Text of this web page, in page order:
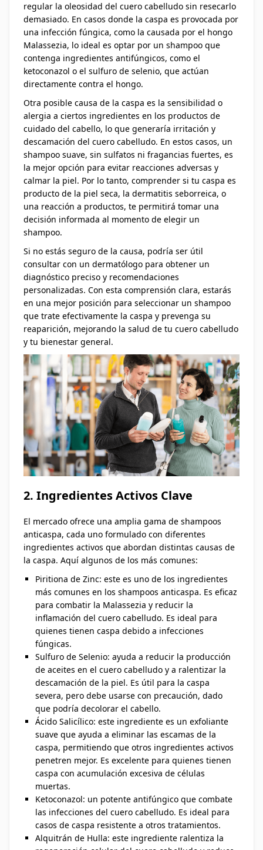
regular la oleosidad del cuero cabelludo sin resecarlo
demasiado. En casos donde la caspa es provocada por
una infección fúngica, como la causada por el hongo
Malassezia, lo ideal es optar por un shampoo que
contenga ingredientes antifúngicos, como el
ketoconazol o el sulfuro de selenio, que actúan
directamente contra el hongo.
Otra posible causa de la caspa es la sensibilidad o
alergia a ciertos ingredientes en los productos de
cuidado del cabello, lo que generaría irritación y
descamación del cuero cabelludo. En estos casos, un
shampoo suave, sin sulfatos ni fragancias fuertes, es
la mejor opción para evitar reacciones adversas y
calmar la piel. Por lo tanto, comprender si tu caspa es
producto de la piel seca, la dermatitis seborreica, o
una reacción a productos, te permitirá tomar una
decisión informada al momento de elegir un
shampoo.
Si no estás seguro de la causa, podría ser útil
consultar con un dermatólogo para obtener un
diagnóstico preciso y recomendaciones
personalizadas. Con esta comprensión clara, estarás
en una mejor posición para seleccionar un shampoo
que trate efectivamente la caspa y prevenga su
reaparición, mejorando la salud de tu cuero cabelludo
y tu bienestar general.
2. Ingredientes Activos Clave
El mercado ofrece una amplia gama de shampoos
anticaspa, cada uno formulado con diferentes
ingredientes activos que abordan distintas causas de
la caspa. Aquí algunos de los más comunes:
Piritiona de Zinc: este es uno de los ingredientes
más comunes en los shampoos anticaspa. Es eficaz
para combatir la Malassezia y reducir la
inflamación del cuero cabelludo. Es ideal para
quienes tienen caspa debido a infecciones
fúngicas.
Sulfuro de Selenio: ayuda a reducir la producción
de aceites en el cuero cabelludo y a ralentizar la
descamación de la piel. Es útil para la caspa
severa, pero debe usarse con precaución, dado
que podría decolorar el cabello.
Ácido Salicílico: este ingrediente es un exfoliante
suave que ayuda a eliminar las escamas de la
caspa, permitiendo que otros ingredientes activos
penetren mejor. Es excelente para quienes tienen
caspa con acumulación excesiva de células
muertas.
Ketoconazol: un potente antifúngico que combate
las infecciones del cuero cabelludo. Es ideal para
casos de caspa resistente a otros tratamientos.
Alquitrán de Hulla: este ingrediente ralentiza la